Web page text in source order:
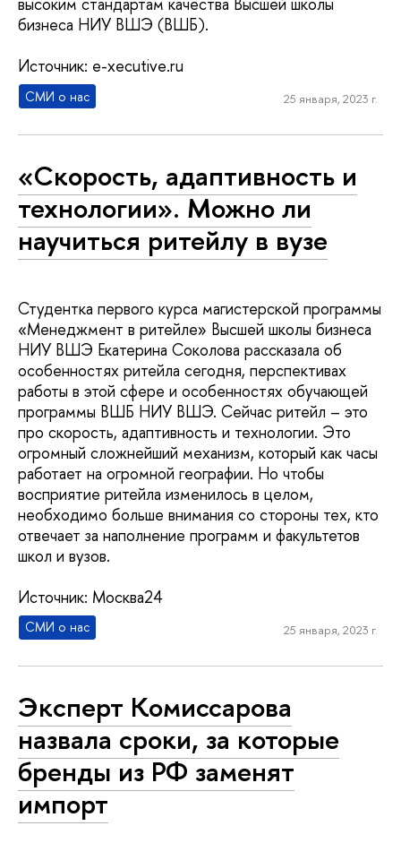
бизнеса НИУ ВШЭ (ВШБ).
Источник: e-xecutive.ru
СМИ о нас 25 января, 2023 г.
«Скорость, адаптивность и
технологии». Можно ли
научиться ритейлу в вузе
Студентка первого курса магистерской программы
«Менеджмент в ритейле» Высшей школы бизнеса
НИУ ВШЭ Екатерина Соколова рассказала об
особенностях ритейла сегодня, перспективах
работы в этой сфере и особенностях обучающей
программы ВШБ НИУ ВШЭ. Сейчас ритейл – это
про скорость, адаптивность и технологии. Это
огромный сложнейший механизм, который как часы
работает на огромной географии. Но чтобы
восприятие ритейла изменилось в целом,
необходимо больше внимания со стороны тех, кто
отвечает за наполнение программ и факультетов
школ и вузов.
Источник: Москва24
СМИ о нас 25 января, 2023 г.
Эксперт Комиссарова
назвала сроки, за которые
бренды из РФ заменят
импорт